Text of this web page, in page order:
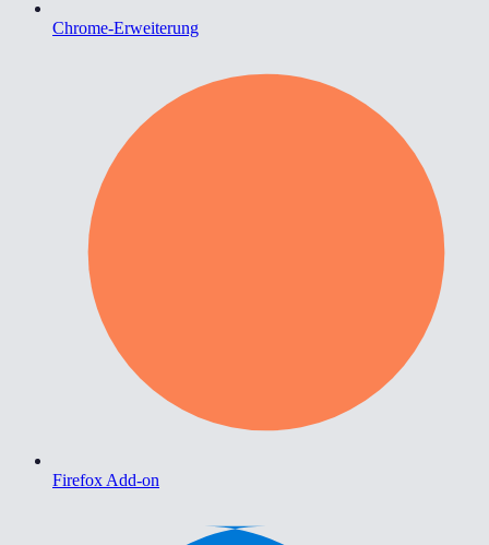
Chrome-Erweiterung
Firefox Add-on